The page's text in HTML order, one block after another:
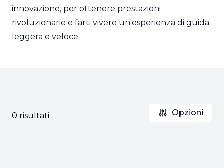
innovazione, per ottenere prestazioni
rivoluzionarie e farti vivere un'esperienza di guida
leggera e veloce.
0 risultati Opzioni